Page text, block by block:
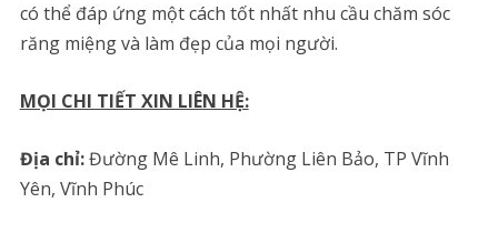
có thể đáp ứng một cách tốt nhất nhu cầu chăm sóc
răng miệng và làm đẹp của mọi người.
MỌI CHI TIẾT XIN LIÊN HỆ:
Địa chỉ:Đường Mê Linh, Phường Liên Bảo, TP Vĩnh
Yên, Vĩnh Phúc